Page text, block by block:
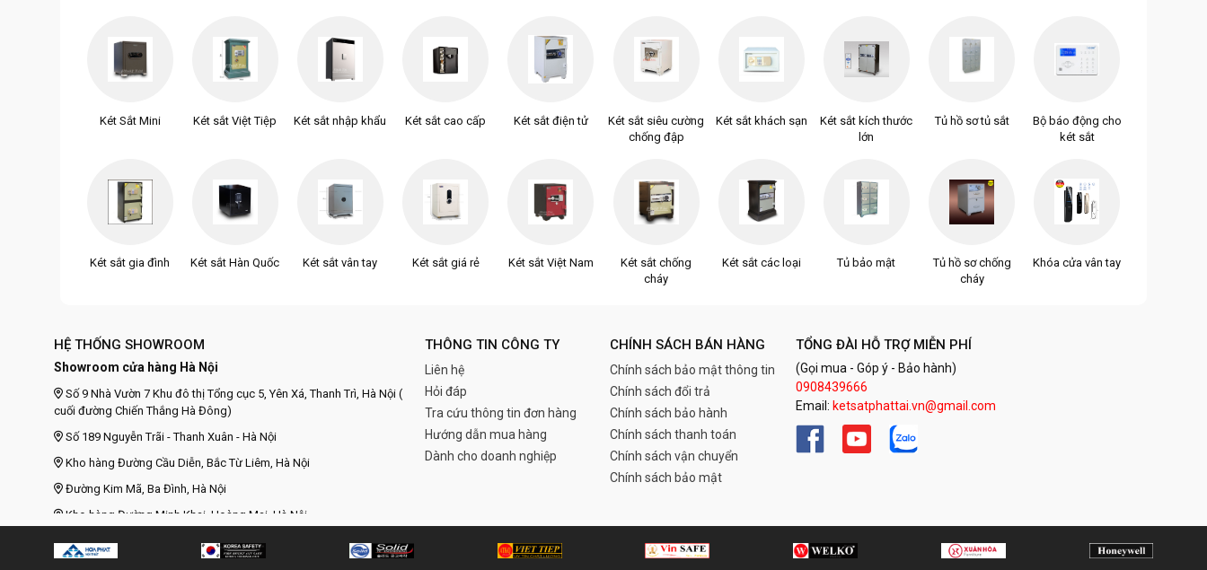
Két Sắt Mini
Két sắt gia đình
Két sắt Việt Tiệp
Két sắt Hàn Quốc
Két sắt nhập khẩu
Két sắt vân tay
Két sắt cao cấp
Két sắt giá rẻ
Két sắt điện tử
Két sắt Việt Nam
Két sắt siêu cường
chống đập
Két sắt chống
cháy
Két sắt khách sạn
Két sắt các loại
Két sắt kích thước
lớn
Tủ bảo mật
Tủ hồ sơ tủ sắt
Tủ hồ sơ chống
cháy
Bộ báo động cho
két sắt
Khóa cửa vân tay
HỆ THỐNG SHOWROOM
Showroom cửa hàng Hà Nội
Số 9 Nhà Vườn 7 Khu đô thị Tổng cục 5, Yên Xá, Thanh Trì, Hà Nội (
cuối đường Chiến Thắng Hà Đông)
Số 189 Nguyễn Trãi - Thanh Xuân - Hà Nội
Kho hàng Đường Cầu Diễn, Bắc Từ Liêm, Hà Nội
Đường Kim Mã, Ba Đình, Hà Nội
Kho hàng Đường Minh Khai, Hoàng Mai, Hà Nội
Kho hàng Đường Ngô Gia Tự, Long Biên, Hà Nội
THÔNG TIN CÔNG TY
Liên hệ
Hỏi đáp
Tra cứu thông tin đơn hàng
Hướng dẫn mua hàng
Dành cho doanh nghiệp
CHÍNH SÁCH BÁN HÀNG
Chính sách bảo mật thông tin
Chính sách đổi trả
Chính sách bảo hành
Chính sách thanh toán
Chính sách vận chuyển
Chính sách bảo mật
TỔNG ĐÀI HỖ TRỢ MIỄN PHÍ
(Gọi mua - Góp ý - Bảo hành)
0908439666
Email: ketsatphattai.vn@gmail.com